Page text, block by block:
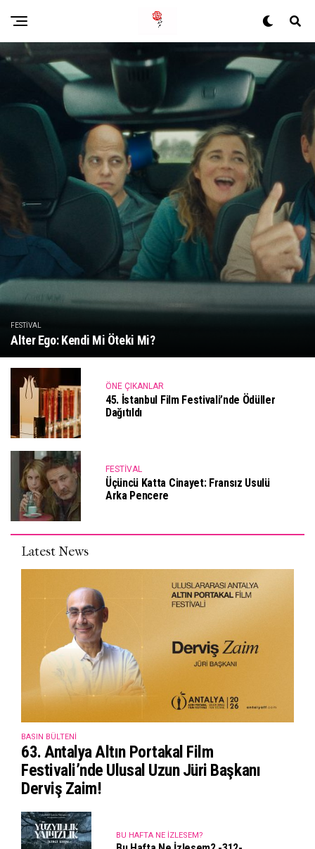
FESTIVAL
Alter Ego: Kendi Mi Öteki Mi?
ÖNE ÇIKANLAR
45. İstanbul Film Festivali’nde Ödüller
Dağıtıldı
FESTIVAL
Üçüncü Katta Cinayet: Fransız Usulü
Arka Pencere
Latest News
BASIN BÜLTENI
63. Antalya Altın Portakal Film
Festivali’nde Ulusal Uzun Jüri Başkanı
Derviş Zaim!
BU HAFTA NE İZLESEM?